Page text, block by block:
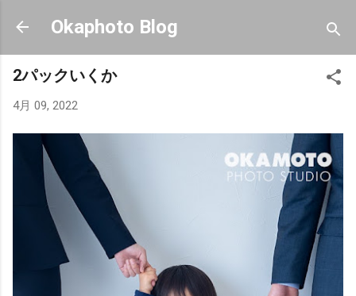
スキップしてメイン コンテンツに移動
Okaphoto Blog
2パックいくか
4月 09, 2022